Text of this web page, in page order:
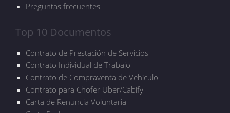
Preguntas frecuentes
Top 10 Documentos
Contrato de Prestación de Servicios
Contrato Individual de Trabajo
Contrato de Compraventa de Vehículo
Contrato para Chofer Uber/Cabify
Carta de Renuncia Voluntaria